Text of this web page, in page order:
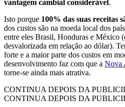
vantagem cambial considerável.
Isto porque 100% das suas receitas
dos custos são na moeda local dos
entre eles Brasil, Honduras e México
desvalorizada em relação ao dólar).
forte e a maior parte dos custos em
desenvolvimento faz com que a Nova
torne-se ainda mais atrativa.
CONTINUA DEPOIS DA
CONTINUA DEPOIS DA